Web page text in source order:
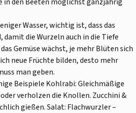
Wasser, wichtig ist, dass das
die Wurzeln auch in die Tiefe
Gemüse wächst, je mehr Blüten sich
neue Früchte bilden, desto mehr
man geben.
Beispiele Kohlrabi: Gleichmäßige
verholzen die Knollen. Zucchini &
gießen. Salat: Flachwurzler –